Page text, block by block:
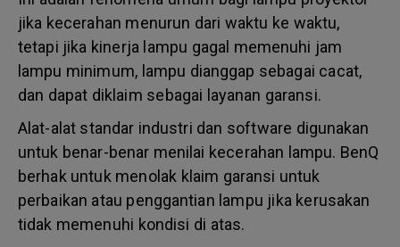
jika kecerahan menurun dari waktu ke waktu,
tetapi jika kinerja lampu gagal memenuhi jam
lampu minimum, lampu dianggap sebagai cacat,
dan dapat diklaim sebagai layanan garansi.
Alat-alat standar industri dan software digunakan
untuk benar-benar menilai kecerahan lampu. BenQ
berhak untuk menolak klaim garansi untuk
perbaikan atau penggantian lampu jika kerusakan
tidak memenuhi kondisi di atas.